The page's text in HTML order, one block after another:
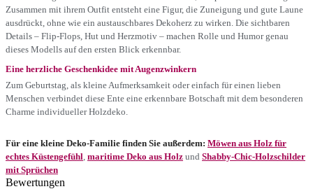
Zusammen mit ihrem Outfit entsteht eine Figur, die Zuneigung und gute Laune
ausdrückt, ohne wie ein austauschbares Dekoherz zu wirken. Die sichtbaren
Details – Flip-Flops, Hut und Herzmotiv – machen Rolle und Humor genau
dieses Modells auf den ersten Blick erkennbar.
Eine herzliche Geschenkidee mit Augenzwinkern
Zum Geburtstag, als kleine Aufmerksamkeit oder einfach für einen lieben
Menschen verbindet diese Ente eine erkennbare Botschaft mit dem besonderen
Charme individueller Holzdeko.
Für eine kleine Deko-Familie finden Sie außerdem: Möwen aus Holz für
echtes Küstengefühl maritime Deko aus Holz und Shabby-Chic-Holzschilder
mit Sprüchen
Bewertungen